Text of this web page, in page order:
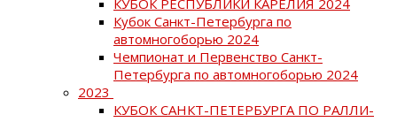
Кубок Санкт-Петербурга по
автомногоборью 2024
Чемпионат и Первенство Санкт-
Петербурга по автомногоборью 2024
2023
КУБОК САНКТ-ПЕТЕРБУРГА ПО РАЛЛИ-